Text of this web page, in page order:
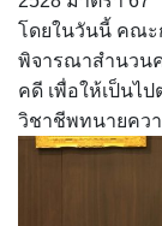
โดยในวันนี้ คณะ
พิจารณาสำนวน
คดี เพื่อให้เป็นไ
วิชาชีพทนายคว